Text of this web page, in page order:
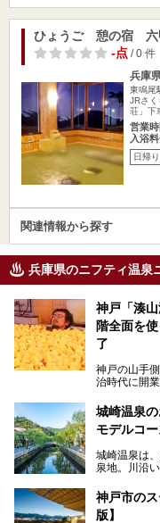
ひょうご 憩の宿 六
-点/ 0 件
兵庫
東鳴尾
JRさ
荘」下
営業
入浴
日帰り
関連情報から探す
兵庫県のニフティ温泉
神戸「湊
階全面を
了
神戸の山手
治時代に開
っぱいに浮
コワーキン
設備で人々
城崎温泉
モデルコ
城崎温泉は
泉地。川沿
られていま
ちょうどよ
神戸市の
版】